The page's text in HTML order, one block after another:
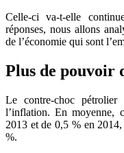
Celle-ci va-t-elle
réponses, nous allons
de l’économie qui sont
Plus de pouvoir
Le contre-choc pétrolier
l’inflation. En moyenne,
2013 et de 0,5 % en
%.